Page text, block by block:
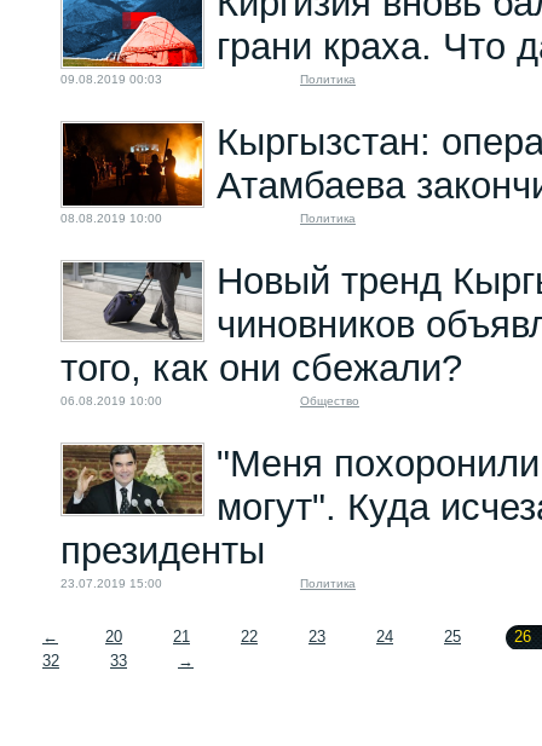
грани краха. Что
09.08.2019 00:03 Политика
Кыргызстан:
Атамбаева
08.08.2019 10:00 Политика
Новый тренд
чиновников
того, как они сбежали?
06.08.2019 10:00 Общество
"Меня
могут". Куда
президенты
23.07.2019 15:00 Политика
← 20 21 22 23 24 25
26
32
33 →